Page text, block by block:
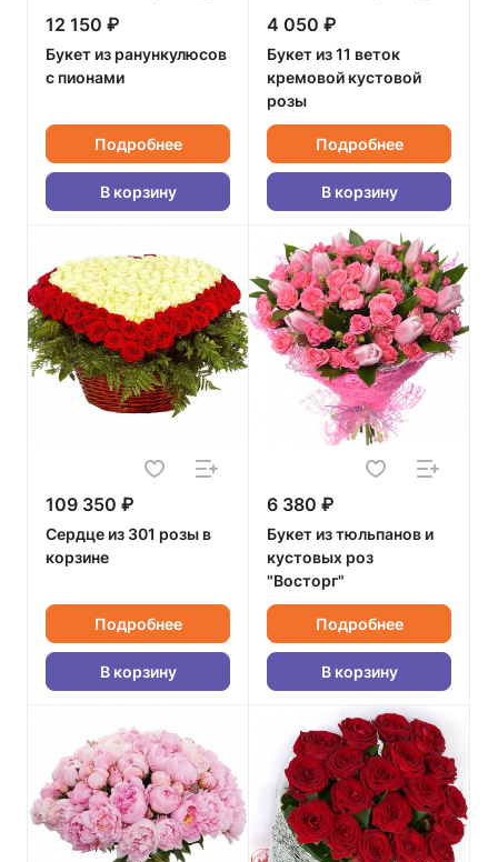
12 150 ₽
Букет из ранункулюсов
с пионами
Подробнее
В корзину
4 050 ₽
Букет из 11 веток
кремовой кустовой
розы
Подробнее
В корзину
109 350 ₽
Сердце из 301 розы в
корзине
Подробнее
В корзину
6 380 ₽
Букет из тюльпанов и
кустовых роз
"Восторг"
Подробнее
В корзину